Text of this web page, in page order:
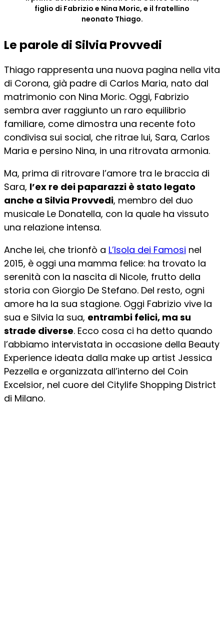
figlio di Fabrizio e Nina Moric, e il fratellino
neonato Thiago.
Le parole di Silvia Provvedi
Thiago rappresenta una nuova pagina nella vita
di Corona, già padre di Carlos Maria, nato dal
matrimonio con Nina Moric. Oggi, Fabrizio
sembra aver raggiunto un raro equilibrio
familiare, come dimostra una recente foto
condivisa sui social, che ritrae lui, Sara, Carlos
Maria e persino Nina, in una ritrovata armonia.
Ma, prima di ritrovare l’amore tra le braccia di
Sara, l’ex re dei paparazzi è stato legato
anche a Silvia Provvedi, membro del duo
musicale Le Donatella, con la quale ha vissuto
una relazione intensa.
Anche lei, che trionfò a L’Isola dei Famosi nel
2015, è oggi una mamma felice: ha trovato la
serenità con la nascita di Nicole, frutto della
storia con Giorgio De Stefano. Del resto, ogni
amore ha la sua stagione. Oggi Fabrizio vive la
sua e Silvia la sua, entrambi felici, ma su
strade diverse. Ecco cosa ci ha detto quando
l’abbiamo intervistata in occasione della Beauty
Experience ideata dalla make up artist Jessica
Pezzella e organizzata all’interno del Coin
Excelsior, nel cuore del Citylife Shopping District
di Milano.